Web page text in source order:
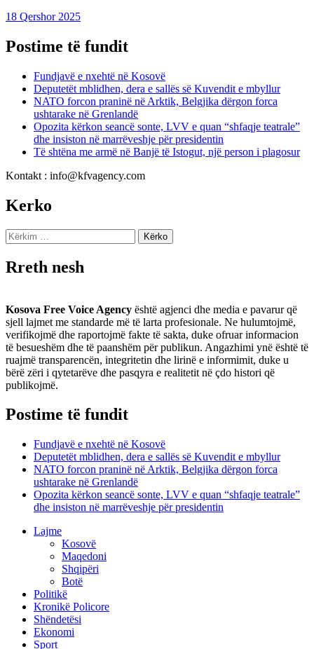
18 Qershor 2025
Postime të fundit
Fundjavë e nxehtë në Kosovë
Deputetët mblidhen, dera e sallës së Kuvendit e mbyllur
NATO forcon praninë në Arktik, Belgjika dërgon forca
ushtarake në Grenlandë
Opozita kërkon seancë sonte, LVV e quan “shfaqje teatrale”
dhe insiston në marrëveshje për presidentin
Të shtëna me armë në Banjë të Istogut, një person i plagosur
Kontakt : info@kfvagency.com
Kerko
Kërko
për:
Rreth nesh
Kosova Free Voice Agency është agjenci dhe media e pavarur që
sjell lajmet me standarde më të larta profesionale. Ne hulumtojmë,
verifikojmë dhe raportojmë fakte të sakta, duke ofruar informacion
të besueshëm dhe të paanshëm për publikun. Angazhimi ynë është të
ruajmë transparencën, integritetin dhe lirinë e informimit, duke u
bërë zëri i qytetarëve dhe pasqyra e realitetit në çdo histori që
publikojmë.
Postime të fundit
Fundjavë e nxehtë në Kosovë
Deputetët mblidhen, dera e sallës së Kuvendit e mbyllur
NATO forcon praninë në Arktik, Belgjika dërgon forca
ushtarake në Grenlandë
Opozita kërkon seancë sonte, LVV e quan “shfaqje teatrale”
dhe insiston në marrëveshje për presidentin
Lajme
Kosovë
Maqedoni
Shqipëri
Botë
Politikë
Kronikë Policore
Shëndetësi
Ekonomi
Sport